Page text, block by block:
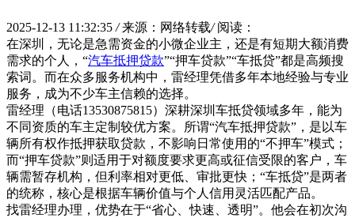
2025-12-13 11:32:35 / 来源：网络转载/ 阅读：
在深圳，无论是急需资金的小微企业主，还是有短期大额消费
需求的个人，“汽车抵押贷款”“押车贷款”“车抵贷”都是高频搜
索词。而在众多服务机构中，雷经理凭借多年本地经验与专业
服务，成为不少车主信赖的选择。
雷经理（电话13530875815）深耕深圳车抵贷领域多年，能为
不同资质的车主定制较优方案。所谓“汽车抵押贷款”，是以车
辆所有权作抵押获取贷款，不影响日常使用的“不押车”模式；
而“押车贷款”则适用于对额度要求更高或征信受限的客户，车
辆需暂存机构，但利率相对更低、审批更快；“车抵贷”是两者
的统称，核心是根据车辆价值与个人信用灵活匹配产品。
找雷经理办理，优势在于“省心、快速、透明”。他会在初次沟